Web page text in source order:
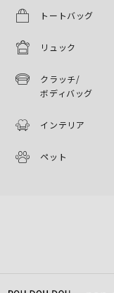
トートバッグ
リュック
クラッチ/
ボディバッグ
インテリア
ペット